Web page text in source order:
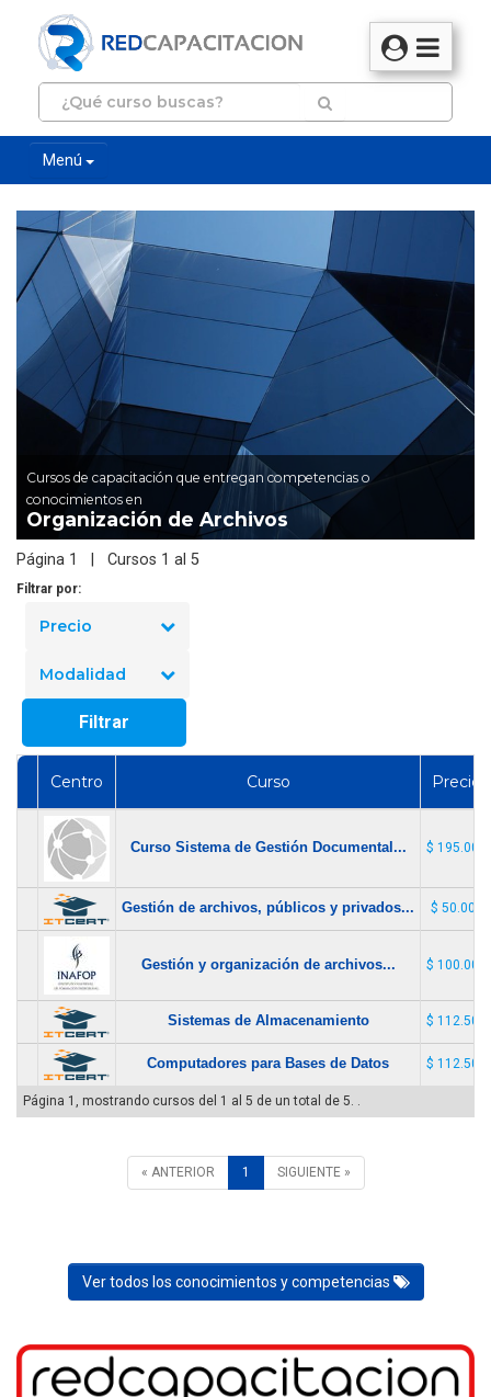
Menú
Cursos de capacitación que entregan competencias o
conocimientos en
Organización de Archivos
Página 1 | Cursos 1 al 5
Filtrar por:
Precio
Modalidad
Filtrar
Centro Curso Precio
Curso Sistema de Gestión Documental... $ 195.000
Gestión de archivos, públicos y privados... $ 50.000
Gestión y organización de archivos... $ 100.000
Sistemas de Almacenamiento $ 112.500
Computadores para Bases de Datos $ 112.500
Página 1, mostrando cursos del 1 al 5 de un total de 5. .
« ANTERIOR 1 SIGUIENTE »
Ver todos los conocimientos y competencias